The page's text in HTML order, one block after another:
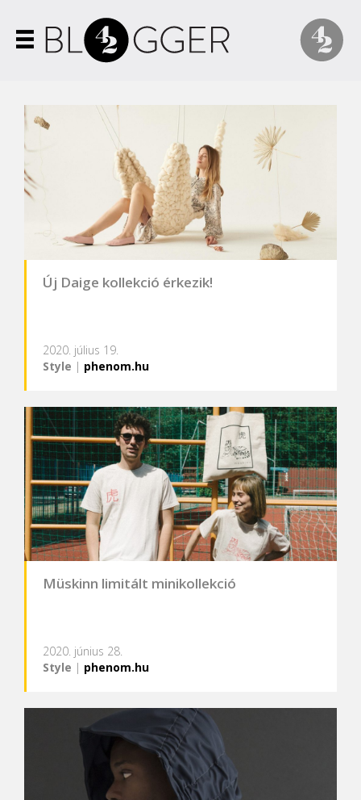
Új Daige kollekció érkezik!
2020. július 19.
Style | phenom.hu
Müskinn limitált minikollekció
2020. június 28.
Style | phenom.hu